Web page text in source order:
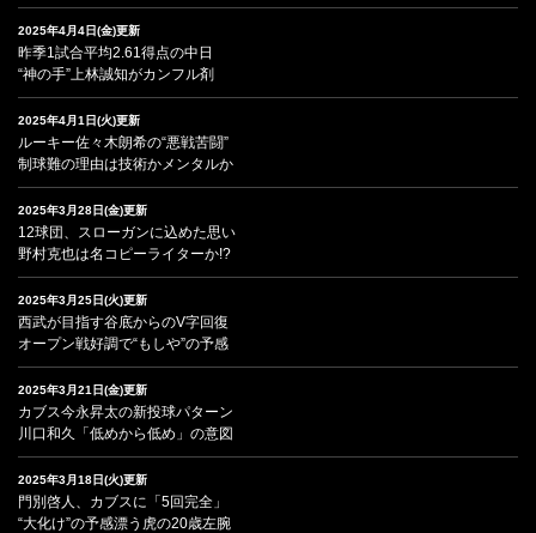
2025年4月4日(金)更新
昨季1試合平均2.61得点の中日
“神の手”上林誠知がカンフル剤
2025年4月1日(火)更新
ルーキー佐々木朗希の“悪戦苦闘”
制球難の理由は技術かメンタルか
2025年3月28日(金)更新
12球団、スローガンに込めた思い
野村克也は名コピーライターか!?
2025年3月25日(火)更新
西武が目指す谷底からのV字回復
オープン戦好調で“もしや”の予感
2025年3月21日(金)更新
カブス今永昇太の新投球パターン
川口和久「低めから低め」の意図
2025年3月18日(火)更新
門別啓人、カブスに「5回完全」
“大化け”の予感漂う虎の20歳左腕